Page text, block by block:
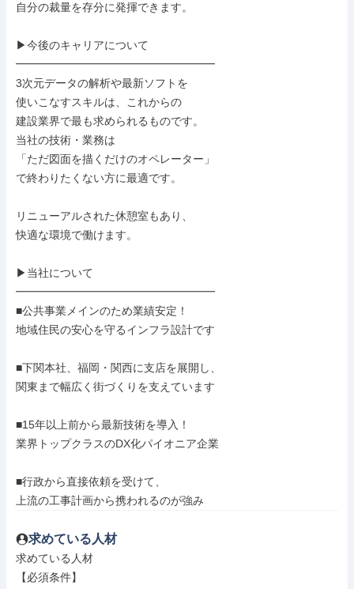
自分の裁量を存分に発揮できます。
▶今後のキャリアについて
━━━━━━━━━━━━━━━━━━
3次元データの解析や最新ソフトを
使いこなすスキルは、これからの
建設業界で最も求められるものです。
当社の技術・業務は
「ただ図面を描くだけのオペレーター」
で終わりたくない方に最適です。
リニューアルされた休憩室もあり、
快適な環境で働けます。
▶当社について
━━━━━━━━━━━━━━━━━━
■公共事業メインのため業績安定！
地域住民の安心を守るインフラ設計です
■下関本社、福岡・関西に支店を展開し、
関東まで幅広く街づくりを支えています
■15年以上前から最新技術を導入！
業界トップクラスのDX化パイオニア企業
■行政から直接依頼を受けて、
上流の工事計画から携われるのが強み
求めている人材
求めている人材
【必須条件】